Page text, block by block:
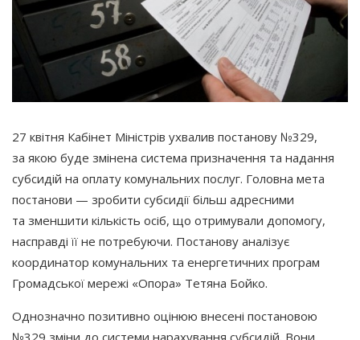
27 квітня Кабінет Міністрів ухвалив постанову №329,
за якою буде змінена система призначення та надання
субсидій на оплату комунальних послуг. Головна мета
постанови — зробити субсидії більш адресними
та зменшити кількість осіб, що отримували допомогу,
насправді її не потребуючи. Постанову аналізує
координатор комунальних та енергетичних програм
Громадської мережі «Опора» Тетяна Бойко.
Однозначно позитивно оцінюю внесені постановою
№329 зміни до системи нарахування субсидій. Вони